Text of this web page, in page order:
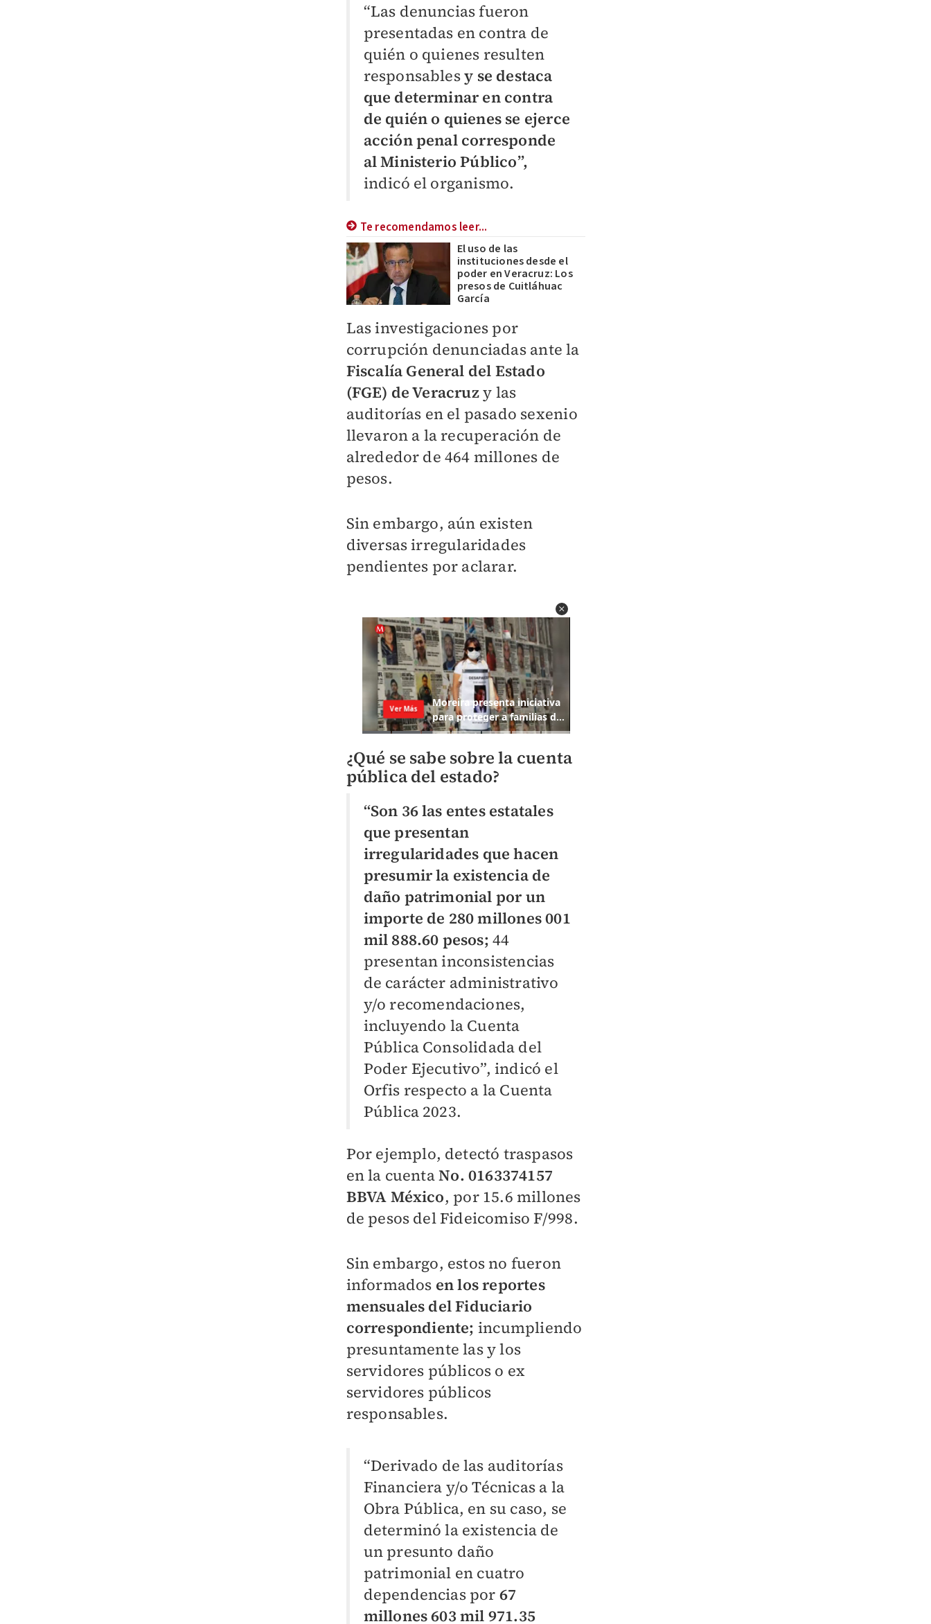
“Las denuncias fueron
presentadas en contra de
quién o quienes resulten
responsablesy se destaca
que determinar en contra
de quién o quienes se ejerce
acción penal corresponde
al Ministerio Público”,
indicó el organismo.
Te recomendamos leer...
El uso de las
instituciones desde el
poder en Veracruz: Los
presos de Cuitláhuac
García
Las investigaciones por
corrupción denunciadas ante la
Fiscalía General del Estado
(FGE) de Veracruzy las
auditorías en el pasado sexenio
llevaron a la recuperación de
alrededor de 464 millones de
pesos.
Sin embargo, aún existen
diversas irregularidades
pendientes por aclarar.
¿Qué se sabe sobre la cuenta
pública del estado?
“Son 36 las entes estatales
que presentan
irregularidades que hacen
presumir la existencia de
daño patrimonial por un
importe de 280 millones 001
mil 888.60 pesos;44
presentan inconsistencias
de carácter administrativo
y/o recomendaciones,
incluyendo la Cuenta
Pública Consolidada del
Poder Ejecutivo”, indicó el
Orfis respecto a la Cuenta
Pública 2023.
Por ejemplo, detectó traspasos
en la cuentaNo. 0163374157
BBVA México, por 15.6 millones
de pesos del Fideicomiso F/998.
Sin embargo, estos no fueron
informados en los reportes
mensuales del Fiduciario
correspondiente; incumpliendo
presuntamente las y los
servidores públicos o ex
servidores públicos
responsables.
“Derivado de las auditorías
Financiera y/o Técnicas a la
Obra Pública, en su caso, se
determinó la existencia de
un presunto daño
patrimonial en cuatro
dependencias por 67
millones 603 mil 971.35